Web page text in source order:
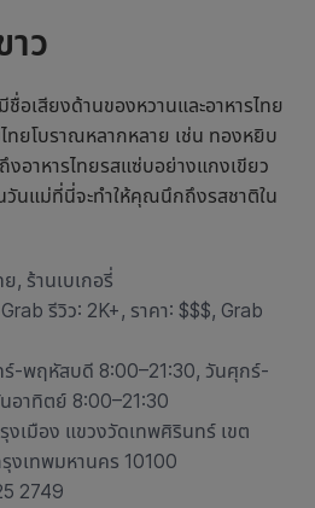
ว
ชื่อเสียงด้านของหวานและอาหารไทย
ทยโบราณหลากหลาย เช่น ทองหยิบ
อาหารไทยรสแซ่บอย่างแกงเขียว
วันแม่ที่นี่จะทำให้คุณนึกถึงรสชาติใน
ย, ร้านเบเกอรี่
รีวิว: 2K+, ราคา: $$$, Grab
ร์-พฤหัสบดี 8:00–21:30, วันศุกร์-
อาทิตย์ 8:00–21:30
เมือง แขวงวัดเทพศิรินทร์ เขต
งเทพมหานคร 10100
2749